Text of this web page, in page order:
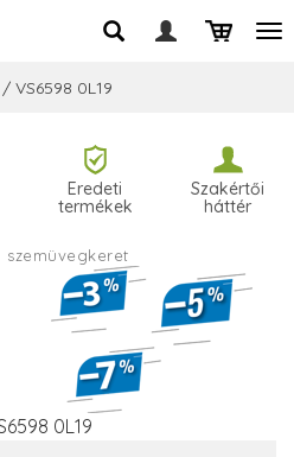
/ VS6598 0L19
Eredeti
termékek
Szakértői
háttér
szemüvegkeret